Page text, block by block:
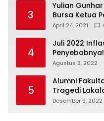
3
Yulian
Bursa Ketua
April 24, 2021
4
Juli 2022
Penyebabnya!
Agustus 3, 2022
5
Alumni
Tragedi
Desember 9, 2022